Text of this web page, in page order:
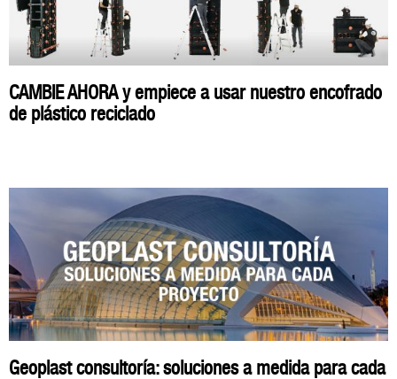
CAMBIE AHORA y empiece a usar nuestro encofrado
de plástico reciclado
Geoplast consultoría: soluciones a medida para cada